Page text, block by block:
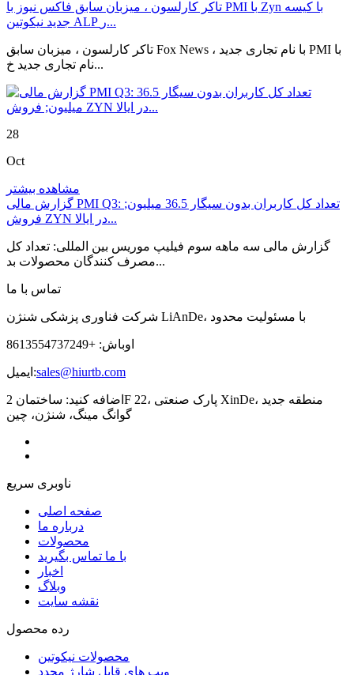
تاکر کارلسون ، میزبان سابق فاکس نیوز با PMI با Zyn با کیسه
جدید نیکوتین ALP ر...
تاکر کارلسون ، میزبان سابق Fox News ، با نام تجاری جدید PMI با
نام تجاری جدید خ...
28
Oct
مشاهده بیشتر
گزارش مالی PMI Q3: تعداد کل کاربران بدون سیگار 36.5 میلیون;
فروش ZYN در ایالا...
گزارش مالی سه ماهه سوم فیلیپ موریس بین المللی: تعداد کل
مصرف کنندگان محصولات بد...
تماس با ما
شرکت فناوری پزشکی شنژن LiAnDe، با مسئولیت محدود
اوباش: +8613554737249
ایمیل:sales@hiurtb.com
اضافه کنید: ساختمان 2F 22، پارک صنعتی XinDe، منطقه جدید
گوانگ مینگ، شنژن، چین
ناوبری سریع
صفحه اصلی
درباره ما
محصولات
با ما تماس بگیرید
اخبار
وبلاگ
نقشه سایت
رده محصول
محصولات نیکوتین
ویپ های قابل شارژ مجدد